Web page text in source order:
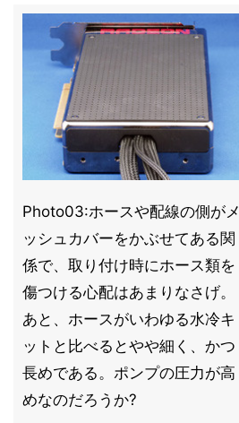
Photo03:ホースや配線の側がメ
ッシュカバーをかぶせてある関
係で、取り付け時にホース類を
傷つける心配はあまりなさげ。
あと、ホースがいわゆる水冷キ
ットと比べるとやや細く、かつ
長めである。ポンプの圧力が高
めなのだろうか?